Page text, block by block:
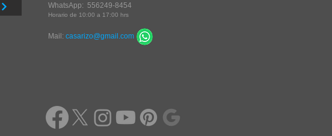
WhatsApp: 556249-8454
Horario de 10:00 a 17:00 hrs
Mail: casarizo@gmail.com